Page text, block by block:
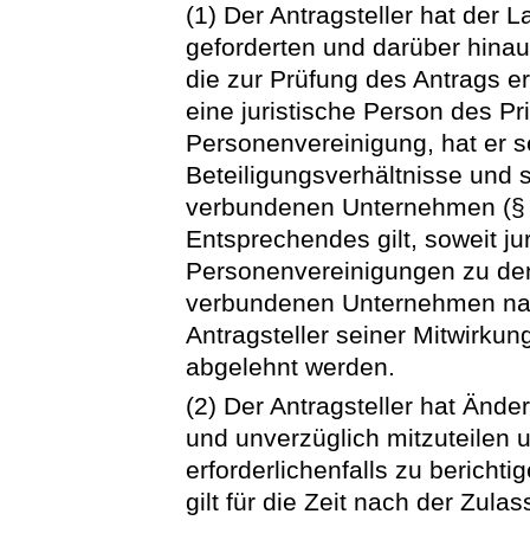
(1) Der Antragsteller hat der
geforderten und darüber
die zur Prüfung des Antrags
eine juristische Person des
Personenvereinigung, hat er
Beteiligungsverhältnisse und
verbundenen Unternehmen
Entsprechendes gilt, soweit
Personenvereinigungen zu
verbundenen Unternehmen
Antragsteller seiner
abgelehnt werden.
(2) Der Antragsteller hat
und unverzüglich mitzuteilen
erforderlichenfalls zu
gilt für die Zeit nach der